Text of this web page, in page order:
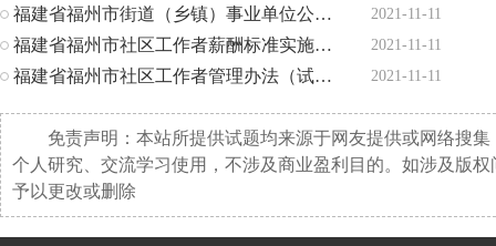
福建省福州市街道（乡镇）事业单位公开招聘优秀社区工作者暂 2021-11-11
福建省福州市社区工作者薪酬标准实施办法（试行） 2021-11-11
福建省福州市社区工作者管理办法（试行）的通知 2021-11-11
免责声明：本站所提供试题均来源于网友提供或网络搜
个人研究、交流学习使用，不涉及商业盈利目的。如涉及版
予以更改或删除